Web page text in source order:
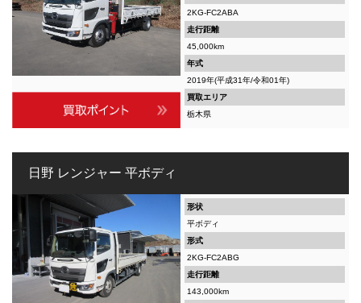
2KG-FC2ABA
走行距離
45,000km
年式
2019年(平成31年/令和01年)
買取エリア
栃木県
日野 レンジャー 平ボディ
形状
平ボディ
形式
2KG-FC2ABG
走行距離
143,000km